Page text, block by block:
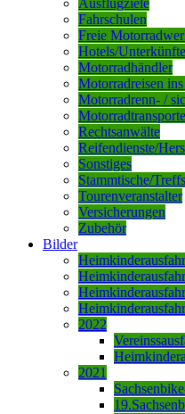
Fahrschulen
Freie
Hotels/Unterkünfte
Motorradhändler
Motorradreisen
Motorradrenn- /
Motorradtransporte
Rechtsanwälte
Reifendienste/
Sonstiges
Stammtische/Treffs
Tourenveranstalter
Versicherungen
Zubehör
Bilder
2022
2021